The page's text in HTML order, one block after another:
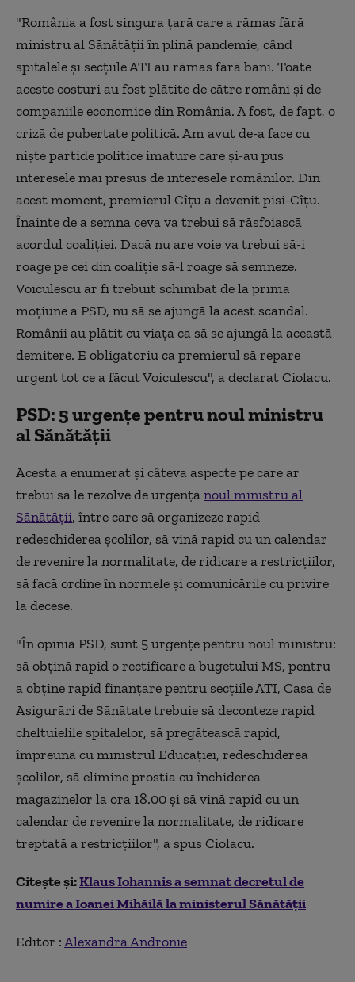
"România a fost singura țară care a rămas fără
ministru al Sănătății în plină pandemie, când
spitalele și secțiile ATI au rămas fără bani. Toate
aceste costuri au fost plătite de către români și de
companiile economice din România. A fost, de fapt, o
criză de pubertate politică. Am avut de-a face cu
niște partide politice imature care și-au pus
interesele mai presus de interesele românilor. Din
acest moment, premierul Cîțu a devenit pisi-Cîțu.
Înainte de a semna ceva va trebui să răsfoiască
acordul coaliției. Dacă nu are voie va trebui să-i
roage pe cei din coaliție să-l roage să semneze.
Voiculescu ar fi trebuit schimbat de la prima
moțiune a PSD, nu să se ajungă la acest scandal.
Românii au plătit cu viața ca să se ajungă la această
demitere. E obligatoriu ca premierul să repare
urgent tot ce a făcut Voiculescu", a declarat Ciolacu.
PSD: 5 urgențe pentru noul ministru
al Sănătății
Acesta a enumerat și câteva aspecte pe care ar
trebui să le rezolve de urgențănoul ministru al
Sănătății, între care să organizeze rapid
redeschiderea școlilor, să vină rapid cu un calendar
de revenire la normalitate, de ridicare a restricțiilor,
să facă ordine în normele și comunicările cu privire
la decese.
"În opinia PSD, sunt 5 urgențe pentru noul ministru:
să obțină rapid o rectificare a bugetului MS, pentru
a obține rapid finanțare pentru secțiile ATI, Casa de
Asigurări de Sănătate trebuie să deconteze rapid
cheltuielile spitalelor, să pregătească rapid,
împreună cu ministrul Educației, redeschiderea
școlilor, să elimine prostia cu închiderea
magazinelor la ora 18.00 și să vină rapid cu un
calendar de revenire la normalitate, de ridicare
treptată a restricțiilor", a spus Ciolacu.
Citește și:Klaus Iohannis a semnat decretul de
numire a Ioanei Mihăilă la ministerul Sănătății
Editor :Alexandra Andronie